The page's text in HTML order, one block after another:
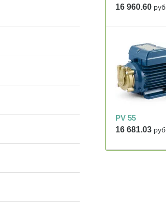
16 960.60 руб.
PV 55
16 681.03 руб.